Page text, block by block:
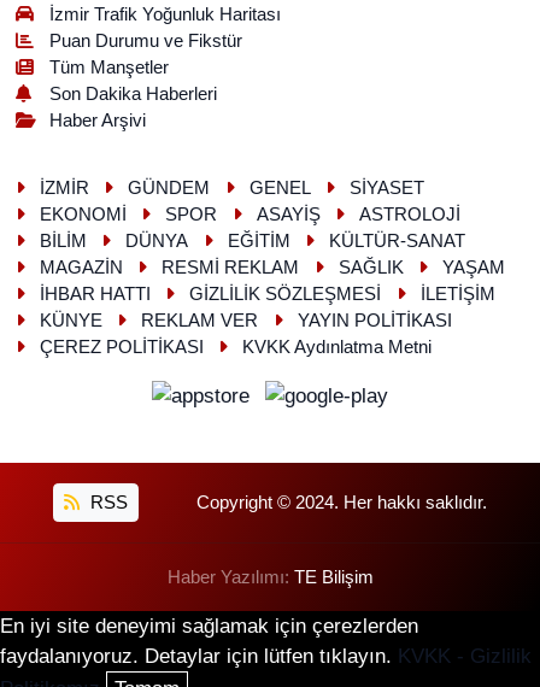
İzmir Trafik Yoğunluk Haritası
Puan Durumu ve Fikstür
Tüm Manşetler
Son Dakika Haberleri
Haber Arşivi
İZMİR GÜNDEM GENEL
SİYASET
EKONOMİ
SPOR ASAYİŞ
ASTROLOJİ
BİLİM
DÜNYA EĞİTİM
KÜLTÜR-SANAT
MAGAZİN
RESMİ REKLAM SAĞLIK
YAŞAM
İHBAR HATTI
GİZLİLİK SÖZLEŞMESİ
İLETİŞİM
KÜNYE
REKLAM VER
YAYIN POLİTİKASI
ÇEREZ POLİTİKASI
KVKK Aydınlatma Metni
RSS Copyright © 2024. Her hakkı saklıdır.
Haber Yazılımı: TE Bilişim
En iyi site deneyimi sağlamak için çerezlerden
faydalanıyoruz. Detaylar için lütfen tıklayın. KVKK - Gizlilik